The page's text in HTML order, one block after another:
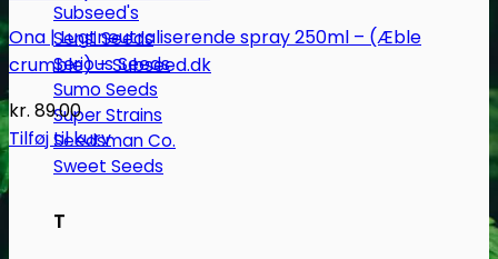
Subseed's
Sensi Seeds
Serious Seeds
Sumo Seeds
Super Strains
Seedsman Co.
Sweet Seeds
T
Ona | Lugtneutraliserende spray 250ml – (Æble
crumble) – Subseed.dk
kr. 89.00
Tilføj til kurv